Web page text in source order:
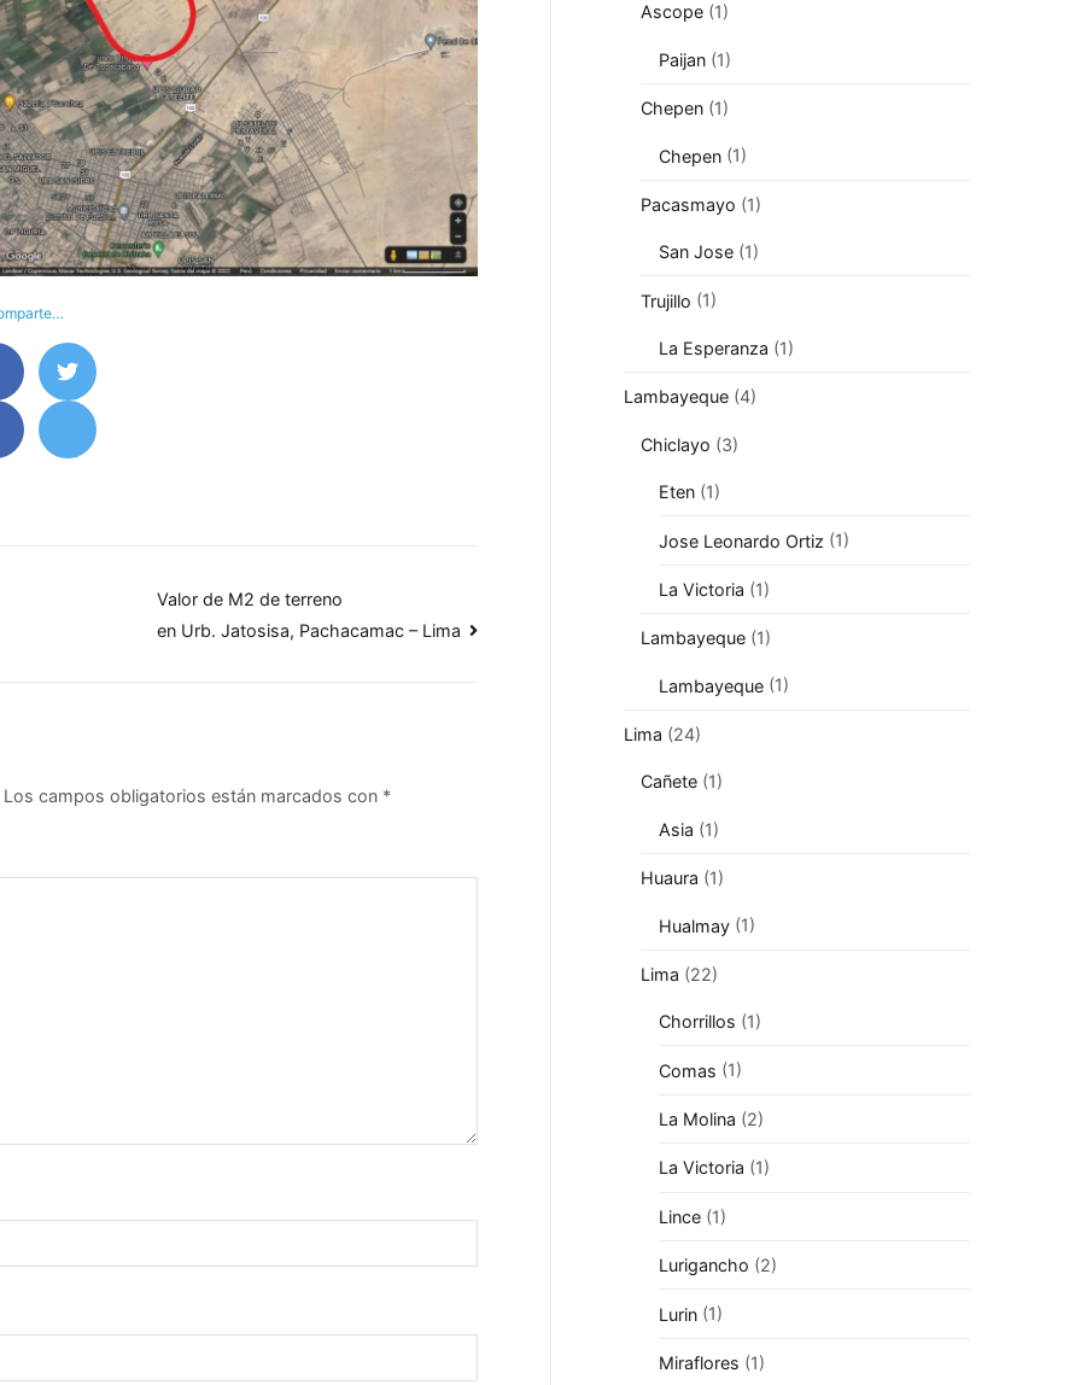
Valor de M2 de terreno
en Urb. Jatosisa, Pachacamac – Lima
Los campos obligatorios están marcados con *
Ascope (1)
Paijan(1)
Chepen (1)
Chepen(1)
Pacasmayo (1)
San Jose(1)
Trujillo (1)
La Esperanza (1)
Lambayeque (4)
Chiclayo (3)
Eten(1)
Jose Leonardo Ortiz (1)
La Victoria (1)
Lambayeque (1)
Lambayeque(1)
Lima (24)
Cañete (1)
Asia (1)
Huaura (1)
Hualmay(1)
Lima (22)
Chorrillos (1)
Comas (1)
La Molina (2)
La Victoria (1)
Lince(1)
Lurigancho (2)
Lurin(1)
Miraflores (1)